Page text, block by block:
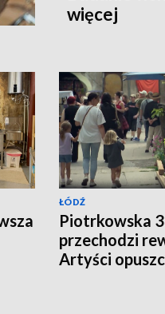
więcej
ŁÓDŹ
Piotrkowska
przechodzi
Artyści